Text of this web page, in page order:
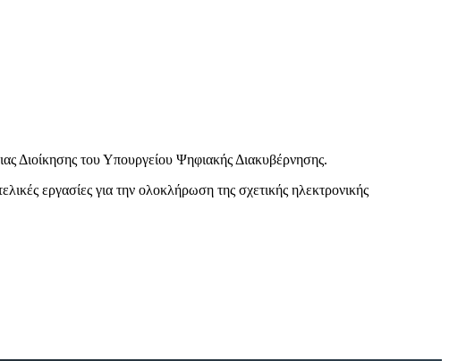
του Υπουργείου Ψηφιακής Διακυβέρνησης.
εργασίες για την ολοκλήρωση της σχετικής ηλεκτρονικής